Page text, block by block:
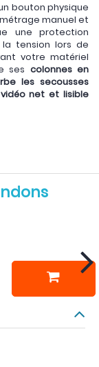
bouton physique
manuel et
une protection
tension lors de
votre matériel
ses colonnes en
les secousses
net et lisible